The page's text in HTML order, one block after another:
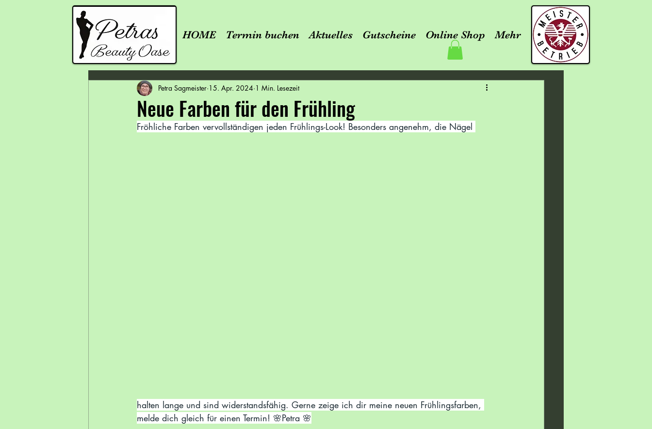
HOME Termin buchen Aktuelles Gutscheine Online Shop Mehr
Neue Farben für den Frühling
Petra Sagmeister 15. Apr. 2024 1 Min. Lesezeit
Fröhliche Farben vervollständigen jeden Frühlings-Look! Besonders angenehm, die Nägel
halten lange und sind widerstandsfähig. Gerne zeige ich dir meine neuen Frühlingsfarben,
melde dich gleich für einen Termin! 🌸Petra 🌸